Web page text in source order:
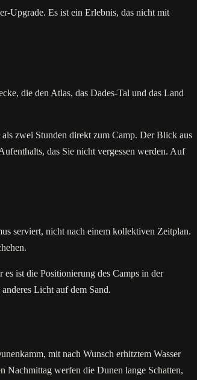
Upgrade. Es ist ein Erlebnis, das nicht mit
die den Atlas, das Dades-Tal und das Land
zwei Stunden direkt zum Camp. Der Blick aus
das Sie nicht vergessen werden. Auf
serviert, nicht nach einem kollektiven Zeitplan.
ist die Positionierung des Camps in der
Licht auf dem Sand.
mit nach Wunsch erhitztem Wasser
Nachmittag werfen die Dunen lange Schatten,